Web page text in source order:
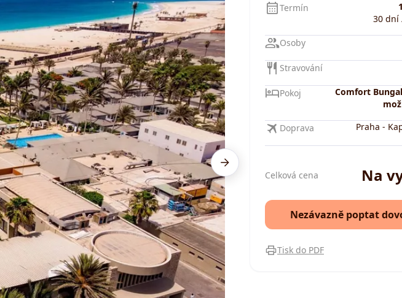
Termín
30 dní
Osoby
Stravování
Pokoj
Comfort
Doprava Praha -
Celková cena Na
Nezávazně poptat
Tisk do PDF